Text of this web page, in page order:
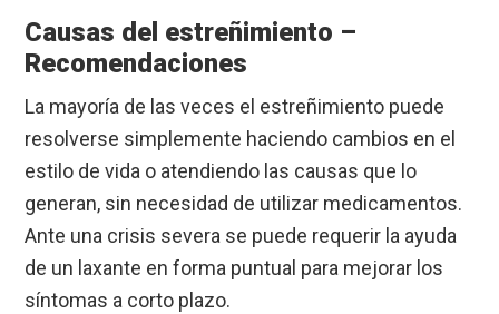
Causas del estreñimiento –
Recomendaciones
La mayoría de las veces el estreñimiento puede
resolverse simplemente haciendo cambios en el
estilo de vida o atendiendo las causas que lo
generan, sin necesidad de utilizar medicamentos.
Ante una crisis severa se puede requerir la ayuda
de un laxante en forma puntual para mejorar los
síntomas a corto plazo.